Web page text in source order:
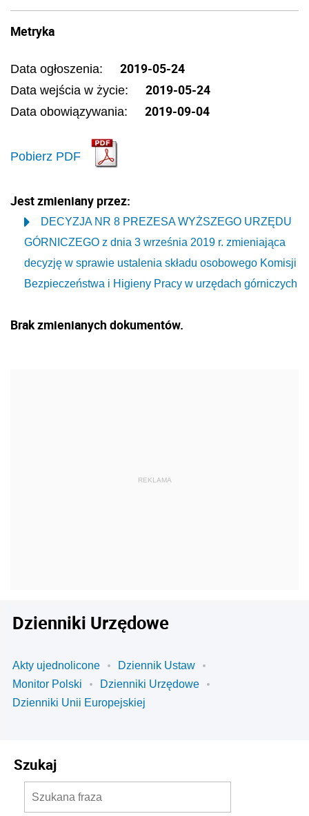
Metryka
Data ogłoszenia: 2019-05-24
Data wejścia w życie: 2019-05-24
Data obowiązywania: 2019-09-04
Pobierz PDF
Jest zmieniany przez:
DECYZJA NR 8 PREZESA WYŻSZEGO URZĘDU
GÓRNICZEGO z dnia 3 września 2019 r. zmieniająca
decyzję w sprawie ustalenia składu osobowego Komisji
Bezpieczeństwa i Higieny Pracy w urzędach górniczych
Brak zmienianych dokumentów.
Dzienniki Urzędowe
Akty ujednolicone
Dziennik Ustaw
Monitor Polski
Dzienniki Urzędowe
Dzienniki Unii Europejskiej
Szukaj